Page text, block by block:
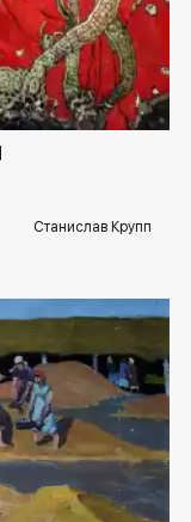
rakovgallery.ru
Станислав Крупп